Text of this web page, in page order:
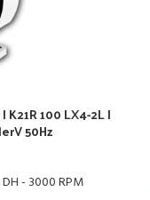
100 LX4-2L |
50Hz
DH - 3000 RPM